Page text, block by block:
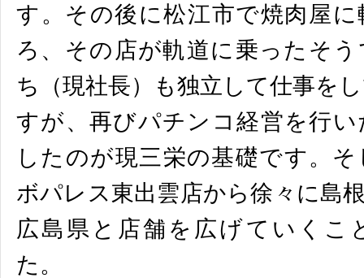
す。 その後に松江市で焼肉屋
ろ、その店が軌道に乗ったそ
ち（現社長）
も独立して仕事を
すが、再びパチンコ経営を行
したのが現三栄の基礎です。 そ
ボパレス東出雲店から徐々に島
広島県と店舗を広げていくこ
た。